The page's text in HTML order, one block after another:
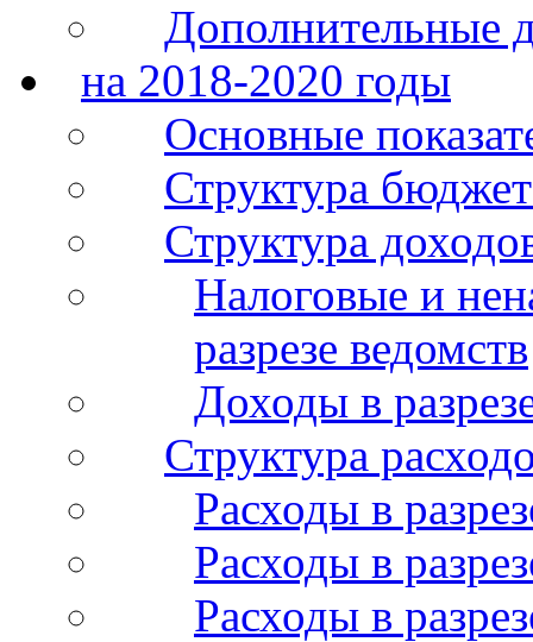
Дополнительные
на 2018-2020 годы
Основные
Структура
Структура
Налоговые и
разрезе ведомств
Доходы в
Структура
Расходы в
Расходы в
Расходы в